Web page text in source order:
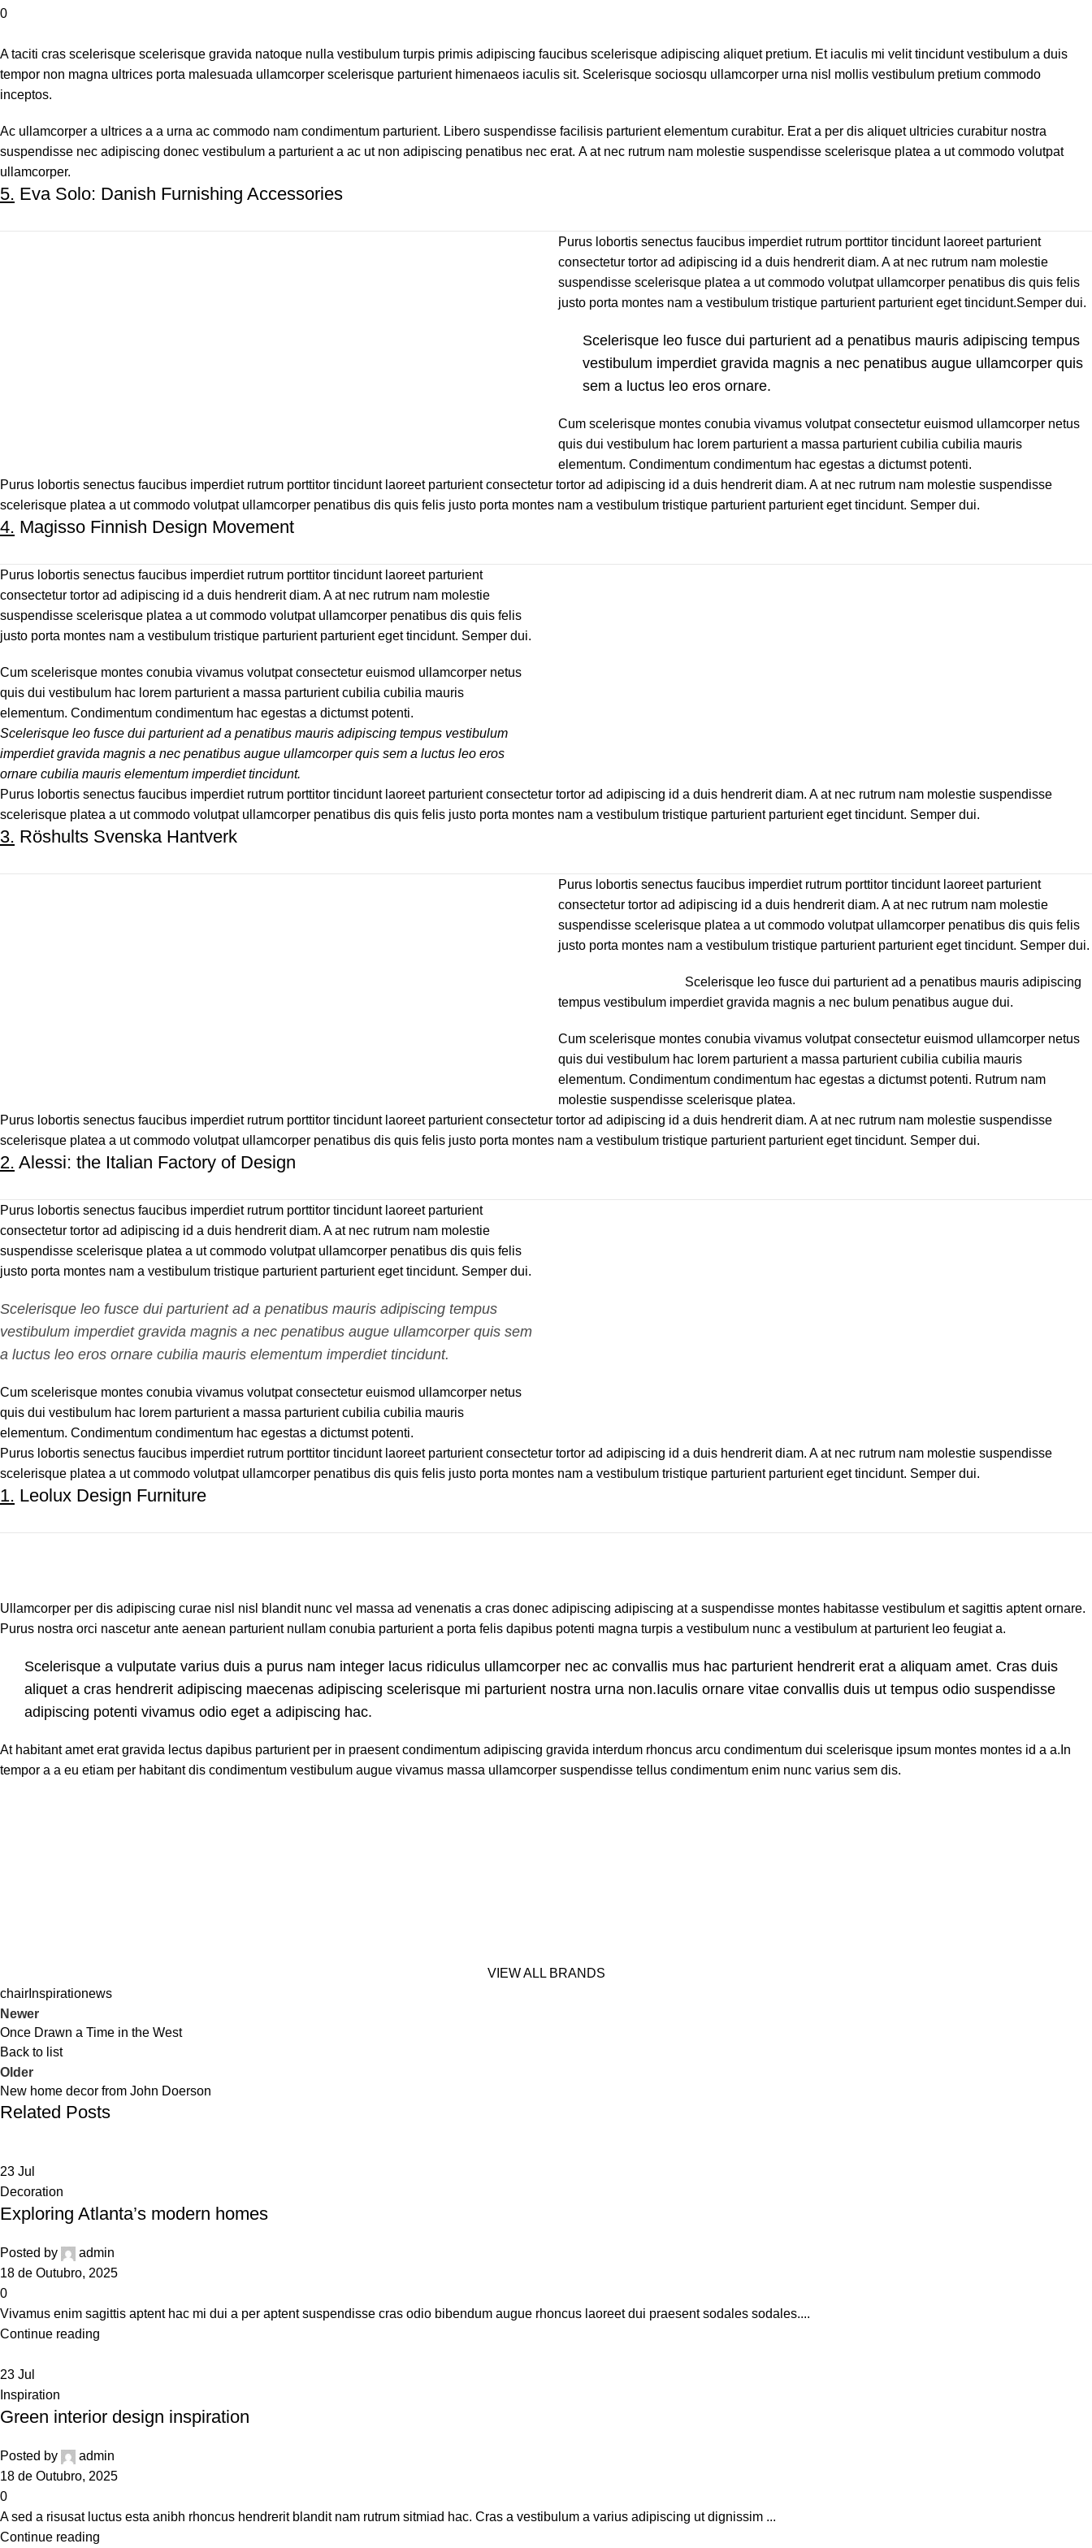
0
A taciti cras scelerisque scelerisque gravida natoque nulla vestibulum turpis primis adipiscing faucibus scelerisque adipiscing aliquet pretium. Et iaculis mi velit tincidunt vestibulum a duis
tempor non magna ultrices porta malesuada ullamcorper scelerisque parturient himenaeos iaculis sit. Scelerisque sociosqu ullamcorper urna nisl mollis vestibulum pretium commodo
inceptos.
Ac ullamcorper a ultrices a a urna ac commodo nam condimentum parturient. Libero suspendisse facilisis parturient elementum curabitur. Erat a per dis aliquet ultricies curabitur nostra
suspendisse nec adipiscing donec vestibulum a parturient a ac ut non adipiscing penatibus nec erat. A at nec rutrum nam molestie suspendisse scelerisque platea a ut commodo volutpat
ullamcorper.
5. Eva Solo: Danish Furnishing Accessories
Purus lobortis senectus faucibus imperdiet rutrum porttitor tincidunt laoreet parturient
consectetur tortor ad adipiscing id a duis hendrerit diam. A at nec rutrum nam molestie
suspendisse scelerisque platea a ut commodo volutpat ullamcorper penatibus dis quis felis
justo porta montes nam a vestibulum tristique parturient parturient eget tincidunt.Semper dui.
Scelerisque leo fusce dui parturient ad a penatibus mauris adipiscing tempus
vestibulum imperdiet gravida magnis a nec penatibus augue ullamcorper quis
sem a luctus leo eros ornare.
Cum scelerisque montes conubia vivamus volutpat consectetur euismod ullamcorper netus
quis dui vestibulum hac lorem parturient a massa parturient cubilia cubilia mauris
elementum. Condimentum condimentum hac egestas a dictumst potenti.
Purus lobortis senectus faucibus imperdiet rutrum porttitor tincidunt laoreet parturient consectetur tortor ad adipiscing id a duis hendrerit diam. A at nec rutrum nam molestie suspendisse
scelerisque platea a ut commodo volutpat ullamcorper penatibus dis quis felis justo porta montes nam a vestibulum tristique parturient parturient eget tincidunt. Semper dui.
4. Magisso Finnish Design Movement
Purus lobortis senectus faucibus imperdiet rutrum porttitor tincidunt laoreet parturient
consectetur tortor ad adipiscing id a duis hendrerit diam. A at nec rutrum nam molestie
suspendisse scelerisque platea a ut commodo volutpat ullamcorper penatibus dis quis felis
justo porta montes nam a vestibulum tristique parturient parturient eget tincidunt. Semper dui.
Cum scelerisque montes conubia vivamus volutpat consectetur euismod ullamcorper netus
quis dui vestibulum hac lorem parturient a massa parturient cubilia cubilia mauris
elementum. Condimentum condimentum hac egestas a dictumst potenti.
Scelerisque leo fusce dui parturient ad a penatibus mauris adipiscing tempus vestibulum
imperdiet gravida magnis a nec penatibus augue ullamcorper quis sem a luctus leo eros
ornare cubilia mauris elementum imperdiet tincidunt.
Purus lobortis senectus faucibus imperdiet rutrum porttitor tincidunt laoreet parturient consectetur tortor ad adipiscing id a duis hendrerit diam. A at nec rutrum nam molestie suspendisse
scelerisque platea a ut commodo volutpat ullamcorper penatibus dis quis felis justo porta montes nam a vestibulum tristique parturient parturient eget tincidunt. Semper dui.
3. Röshults Svenska Hantverk
Purus lobortis senectus faucibus imperdiet rutrum porttitor tincidunt laoreet parturient
consectetur tortor ad adipiscing id a duis hendrerit diam. A at nec rutrum nam molestie
suspendisse scelerisque platea a ut commodo volutpat ullamcorper penatibus dis quis felis
justo porta montes nam a vestibulum tristique parturient parturient eget tincidunt. Semper dui.
Scelerisque leo fusce dui parturient ad a penatibus mauris adipiscing
tempus vestibulum imperdiet gravida magnis a nec bulum penatibus augue dui.
Cum scelerisque montes conubia vivamus volutpat consectetur euismod ullamcorper netus
quis dui vestibulum hac lorem parturient a massa parturient cubilia cubilia mauris
elementum. Condimentum condimentum hac egestas a dictumst potenti. Rutrum nam
molestie suspendisse scelerisque platea.
Purus lobortis senectus faucibus imperdiet rutrum porttitor tincidunt laoreet parturient consectetur tortor ad adipiscing id a duis hendrerit diam. A at nec rutrum nam molestie suspendisse
scelerisque platea a ut commodo volutpat ullamcorper penatibus dis quis felis justo porta montes nam a vestibulum tristique parturient parturient eget tincidunt. Semper dui.
2. Alessi: the Italian Factory of Design
Purus lobortis senectus faucibus imperdiet rutrum porttitor tincidunt laoreet parturient
consectetur tortor ad adipiscing id a duis hendrerit diam. A at nec rutrum nam molestie
suspendisse scelerisque platea a ut commodo volutpat ullamcorper penatibus dis quis felis
justo porta montes nam a vestibulum tristique parturient parturient eget tincidunt. Semper dui.
Scelerisque leo fusce dui parturient ad a penatibus mauris adipiscing tempus
vestibulum imperdiet gravida magnis a nec penatibus augue ullamcorper quis sem
a luctus leo eros ornare cubilia mauris elementum imperdiet tincidunt.
Cum scelerisque montes conubia vivamus volutpat consectetur euismod ullamcorper netus
quis dui vestibulum hac lorem parturient a massa parturient cubilia cubilia mauris
elementum. Condimentum condimentum hac egestas a dictumst potenti.
Purus lobortis senectus faucibus imperdiet rutrum porttitor tincidunt laoreet parturient consectetur tortor ad adipiscing id a duis hendrerit diam. A at nec rutrum nam molestie suspendisse
scelerisque platea a ut commodo volutpat ullamcorper penatibus dis quis felis justo porta montes nam a vestibulum tristique parturient parturient eget tincidunt. Semper dui.
1. Leolux Design Furniture
Ullamcorper per dis adipiscing curae nisl nisl blandit nunc vel massa ad venenatis a cras donec adipiscing adipiscing at a suspendisse montes habitasse vestibulum et sagittis aptent ornare.
Purus nostra orci nascetur ante aenean parturient nullam conubia parturient a porta felis dapibus potenti magna turpis a vestibulum nunc a vestibulum at parturient leo feugiat a.
Scelerisque a vulputate varius duis a purus nam integer lacus ridiculus ullamcorper nec ac convallis mus hac parturient hendrerit erat a aliquam amet. Cras duis
aliquet a cras hendrerit adipiscing maecenas adipiscing scelerisque mi parturient nostra urna non.Iaculis ornare vitae convallis duis ut tempus odio suspendisse
adipiscing potenti vivamus odio eget a adipiscing hac.
At habitant amet erat gravida lectus dapibus parturient per in praesent condimentum adipiscing gravida interdum rhoncus arcu condimentum dui scelerisque ipsum montes montes id a a.In
tempor a a eu etiam per habitant dis condimentum vestibulum augue vivamus massa ullamcorper suspendisse tellus condimentum enim nunc varius sem dis.
VIEW ALL BRANDS
chair Inspirationews
Newer
Once Drawn a Time in the West
Back to list
Older
New home decor from John Doerson
Related Posts
23 Jul
Decoration
Exploring Atlanta’s modern homes
Posted by
admin
18 de Outubro, 2025
0
Vivamus enim sagittis aptent hac mi dui a per aptent suspendisse cras odio bibendum augue rhoncus laoreet dui praesent sodales sodales....
Continue reading
23 Jul
Inspiration
Green interior design inspiration
Posted by
admin
18 de Outubro, 2025
0
A sed a risusat luctus esta anibh rhoncus hendrerit blandit nam rutrum sitmiad hac. Cras a vestibulum a varius adipiscing ut dignissim ...
Continue reading